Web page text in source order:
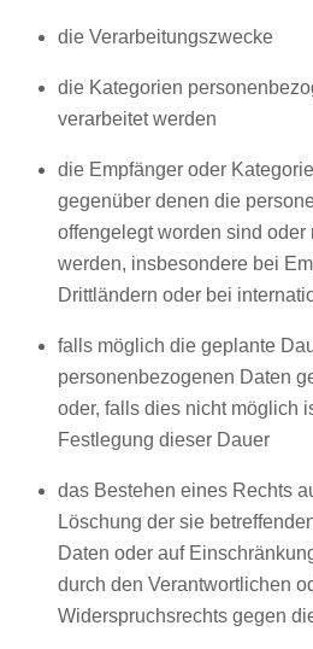
die Verarbeitungszwecke
die Kategorien
verarbeitet werden
die Empfänger oder
gegenüber denen die
offengelegt worden sind oder
werden, insbesondere bei
Drittländern oder bei
falls möglich die geplante
personenbezogenen Daten
oder, falls dies nicht möglich
Festlegung dieser Dauer
das Bestehen eines Rechts
Löschung der sie
Daten oder auf
durch den Verantwortlichen
Widerspruchsrechts gegen